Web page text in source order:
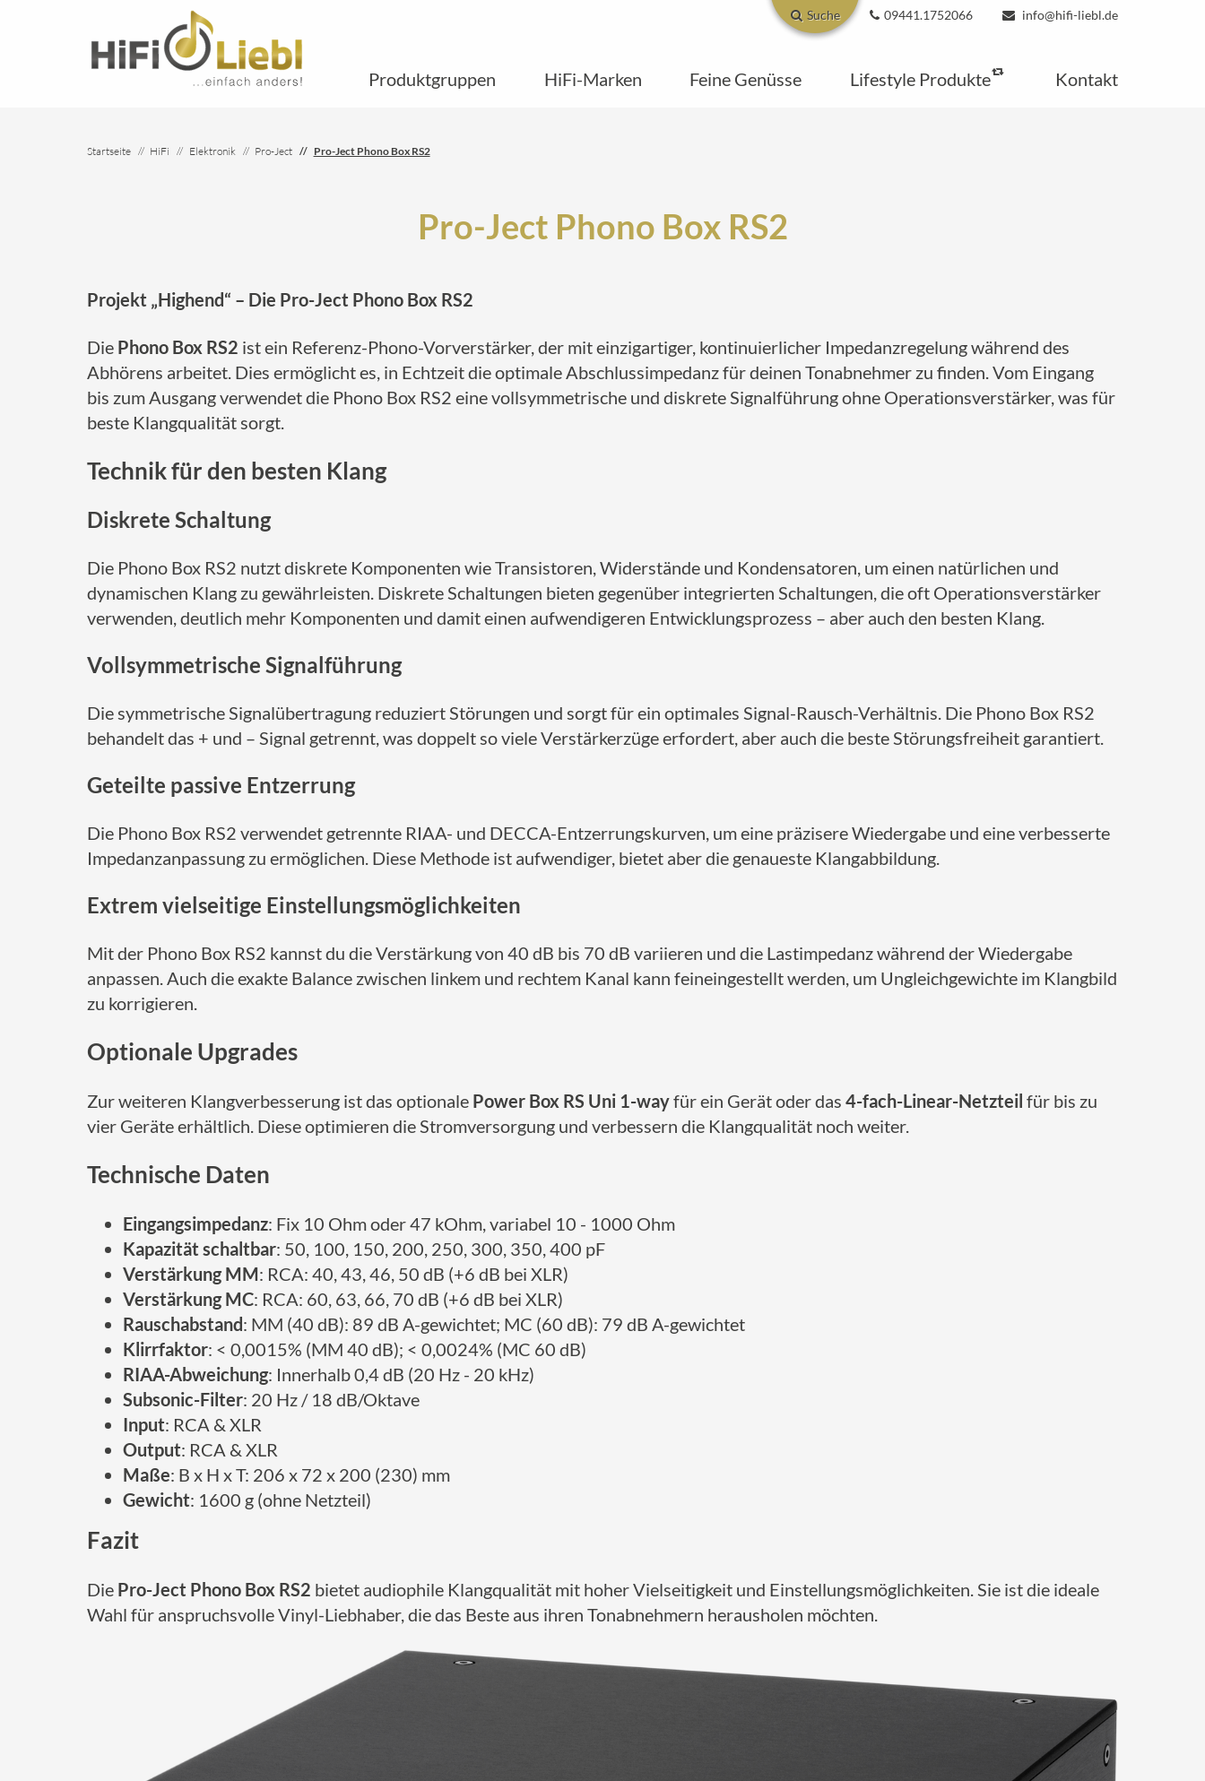
Suche 09441.1752066 info@hifi-liebl.de
Produktgruppen HiFi-Marken Feine Genüsse Lifestyle Produkte Kontakt
Startseite HiFi Elektronik Pro-Ject Pro-Ject Phono Box RS2
Pro-Ject Phono Box RS2
Projekt „Highend“ – Die Pro-Ject Phono Box RS2
Die Phono Box RS2 ist ein Referenz-Phono-Vorverstärker, der mit einzigartiger, kontinuierlicher Impedanzregelung während des
Abhörens arbeitet. Dies ermöglicht es, in Echtzeit die optimale Abschlussimpedanz für deinen Tonabnehmer zu finden. Vom Eingang
bis zum Ausgang verwendet die Phono Box RS2 eine vollsymmetrische und diskrete Signalführung ohne Operationsverstärker, was für
beste Klangqualität sorgt.
Technik für den besten Klang
Diskrete Schaltung
Die Phono Box RS2 nutzt diskrete Komponenten wie Transistoren, Widerstände und Kondensatoren, um einen natürlichen und
dynamischen Klang zu gewährleisten. Diskrete Schaltungen bieten gegenüber integrierten Schaltungen, die oft Operationsverstärker
verwenden, deutlich mehr Komponenten und damit einen aufwendigeren Entwicklungsprozess – aber auch den besten Klang.
Vollsymmetrische Signalführung
Die symmetrische Signalübertragung reduziert Störungen und sorgt für ein optimales Signal-Rausch-Verhältnis. Die Phono Box RS2
behandelt das + und – Signal getrennt, was doppelt so viele Verstärkerzüge erfordert, aber auch die beste Störungsfreiheit garantiert.
Geteilte passive Entzerrung
Die Phono Box RS2 verwendet getrennte RIAA- und DECCA-Entzerrungskurven, um eine präzisere Wiedergabe und eine verbesserte
Impedanzanpassung zu ermöglichen. Diese Methode ist aufwendiger, bietet aber die genaueste Klangabbildung.
Extrem vielseitige Einstellungsmöglichkeiten
Mit der Phono Box RS2 kannst du die Verstärkung von 40 dB bis 70 dB variieren und die Lastimpedanz während der Wiedergabe
anpassen. Auch die exakte Balance zwischen linkem und rechtem Kanal kann feineingestellt werden, um Ungleichgewichte im Klangbild
zu korrigieren.
Optionale Upgrades
Zur weiteren Klangverbesserung ist das optionale Power Box RS Uni 1-wayfür ein Gerät oder das 4-fach-Linear-Netzteil für bis zu
vier Geräte erhältlich. Diese optimieren die Stromversorgung und verbessern die Klangqualität noch weiter.
Technische Daten
Eingangsimpedanz: Fix 10 Ohm oder 47 kOhm, variabel 10 - 1000 Ohm
Kapazität schaltbar: 50, 100, 150, 200, 250, 300, 350, 400 pF
Verstärkung MM: RCA: 40, 43, 46, 50 dB (+6 dB bei XLR)
Verstärkung MC: RCA: 60, 63, 66, 70 dB (+6 dB bei XLR)
Rauschabstand: MM (40 dB): 89 dB A-gewichtet; MC (60 dB): 79 dB A-gewichtet
Klirrfaktor: < 0,0015% (MM 40 dB); < 0,0024% (MC 60 dB)
RIAA-Abweichung: Innerhalb 0,4 dB (20 Hz - 20 kHz)
Subsonic-Filter: 20 Hz / 18 dB/Oktave
Input: RCA & XLR
Output: RCA & XLR
Maße: B x H x T: 206 x 72 x 200 (230) mm
Gewicht: 1600 g (ohne Netzteil)
Fazit
Die Pro-Ject Phono Box RS2 bietet audiophile Klangqualität mit hoher Vielseitigkeit und Einstellungsmöglichkeiten. Sie ist die ideale
Wahl für anspruchsvolle Vinyl-Liebhaber, die das Beste aus ihren Tonabnehmern herausholen möchten.